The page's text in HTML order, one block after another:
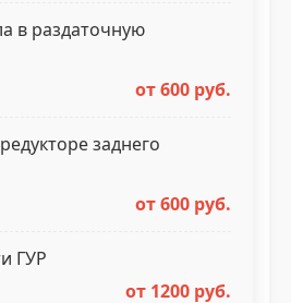
в раздаточную
от 600 руб.
заднего
от 600 руб.
ГУР
от 1200 руб.